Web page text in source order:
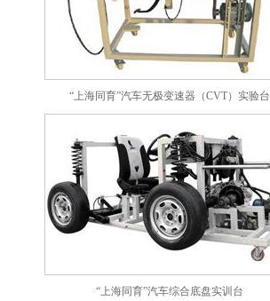
“上海同育”汽车无极变速器（CVT）实验台
“上海同育”汽车综合底盘实训台